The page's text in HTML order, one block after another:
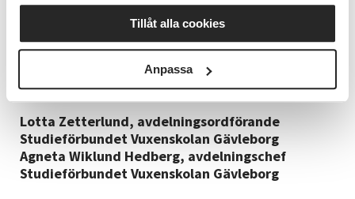
Tillåt alla cookies
Anpassa
De minskade resurserna kommer att ha en
arbete. Det är med stor sorg som vi nu tvingas
mobilisera kraft för att inte vända ryggen till
föreningslivet och utsatta grupper i samhället.
Lotta Zetterlund, avdelningsordförande
Studieförbundet Vuxenskolan Gävleborg
Agneta Wiklund Hedberg, avdelningschef
Studieförbundet Vuxenskolan Gävleborg